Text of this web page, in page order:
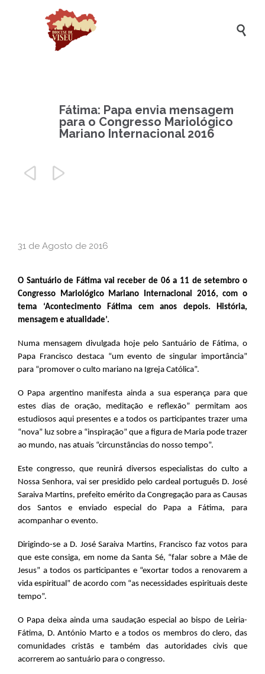

Fátima: Papa envia mensagem
para o Congresso Mariológico
Mariano Internacional 2016
 
31 de Agosto de 2016
O Santuário de Fátima vai receber de 06 a 11 de setembro o
Congresso Mariológico Mariano Internacional 2016, com o
tema ‘Acontecimento Fátima cem anos depois. História,
mensagem e atualidade’.
Numa mensagem divulgada hoje pelo Santuário de Fátima, o
Papa Francisco destaca “um evento de singular importância”
para “promover o culto mariano na Igreja Católica”.
O Papa argentino manifesta ainda a sua esperança para que
estes dias de oração, meditação e reflexão” permitam aos
estudiosos aqui presentes e a todos os participantes trazer uma
“nova” luz sobre a “inspiração” que a figura de Maria pode trazer
ao mundo, nas atuais “circunstâncias do nosso tempo”.
Este congresso, que reunirá diversos especialistas do culto a
Nossa Senhora, vai ser presidido pelo cardeal português D. José
Saraiva Martins, prefeito emérito da Congregação para as Causas
dos Santos e enviado especial do Papa a Fátima, para
acompanhar o evento.
Dirigindo-se a D. José Saraiva Martins, Francisco faz votos para
que este consiga, em nome da Santa Sé, “falar sobre a Mãe de
Jesus” a todos os participantes e “exortar todos a renovarem a
vida espiritual” de acordo com “as necessidades espirituais deste
tempo”.
O Papa deixa ainda uma saudação especial ao bispo de Leiria-
Fátima, D. António Marto e a todos os membros do clero, das
comunidades cristãs e também das autoridades civis que
acorrerem ao santuário para o congresso.